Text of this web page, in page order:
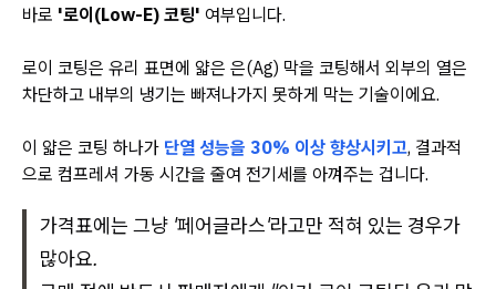
바로 '로이(Low-E) 코팅' 여부입니다.
로이 코팅은 유리 표면에 얇은 은(Ag) 막을 코팅해서 외부의 열은
차단하고 내부의 냉기는 빠져나가지 못하게 막는 기술이에요.
이 얇은 코팅 하나가 단열 성능을 30% 이상 향상시키고, 결과적
으로 컴프레셔 가동 시간을 줄여 전기세를 아껴주는 겁니다.
가격표에는 그냥 '페어글라스'라고만 적혀 있는 경우가
많아요.